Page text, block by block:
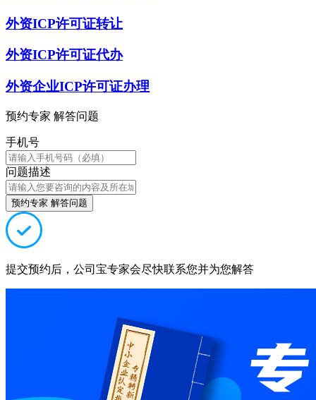
外资ICP许可证转让
外资ICP许可证代办
外资企业ICP许可证办理
预约专家 解答问题
手机号
问题描述
预约专家 解答问题
提交预约后，公司宝专家会尽快联系您并为您解答